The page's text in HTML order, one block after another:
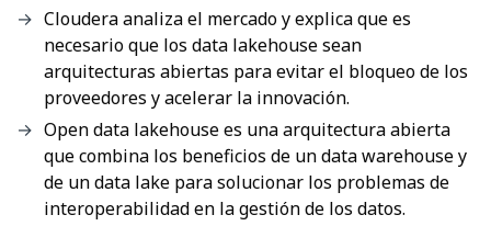
Cloudera analiza el mercado y explica que es
necesario que los data lakehouse sean
arquitecturas abiertas para evitar el bloqueo de los
proveedores y acelerar la innovación.
Open data lakehouse es una arquitectura abierta
que combina los beneficios de un data warehouse y
de un data lake para solucionar los problemas de
interoperabilidad en la gestión de los datos.